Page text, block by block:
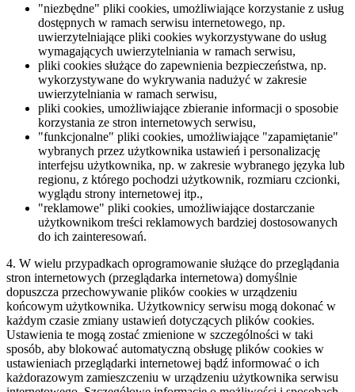
"niezbędne" pliki cookies, umożliwiające korzystanie z usług
dostępnych w ramach serwisu internetowego, np.
uwierzytelniające pliki cookies wykorzystywane do usług
wymagających uwierzytelniania w ramach serwisu,
pliki cookies służące do zapewnienia bezpieczeństwa, np.
wykorzystywane do wykrywania nadużyć w zakresie
uwierzytelniania w ramach serwisu,
pliki cookies, umożliwiające zbieranie informacji o sposobie
korzystania ze stron internetowych serwisu,
"funkcjonalne" pliki cookies, umożliwiające "zapamiętanie"
wybranych przez użytkownika ustawień i personalizację
interfejsu użytkownika, np. w zakresie wybranego języka lub
regionu, z którego pochodzi użytkownik, rozmiaru czcionki,
wyglądu strony internetowej itp.,
"reklamowe" pliki cookies, umożliwiające dostarczanie
użytkownikom treści reklamowych bardziej dostosowanych
do ich zainteresowań.
4. W wielu przypadkach oprogramowanie służące do przeglądania
stron internetowych (przeglądarka internetowa) domyślnie
dopuszcza przechowywanie plików cookies w urządzeniu
końcowym użytkownika. Użytkownicy serwisu mogą dokonać w
każdym czasie zmiany ustawień dotyczących plików cookies.
Ustawienia te mogą zostać zmienione w szczególności w taki
sposób, aby blokować automatyczną obsługę plików cookies w
ustawieniach przeglądarki internetowej bądź informować o ich
każdorazowym zamieszczeniu w urządzeniu użytkownika serwisu